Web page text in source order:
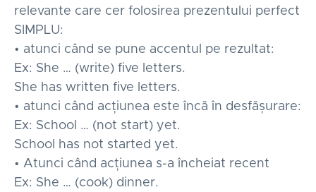
relevante care cer folosirea prezentului perfect
SIMPLU:
• atunci când se pune accentul pe rezultat:
Ex: She … (write) five letters.
She has written five letters.
• atunci când acțiunea este încă în desfășurare:
Ex: School … (not start) yet.
School has not started yet.
• Atunci când acțiunea s-a încheiat recent
Ex: She … (cook) dinner.